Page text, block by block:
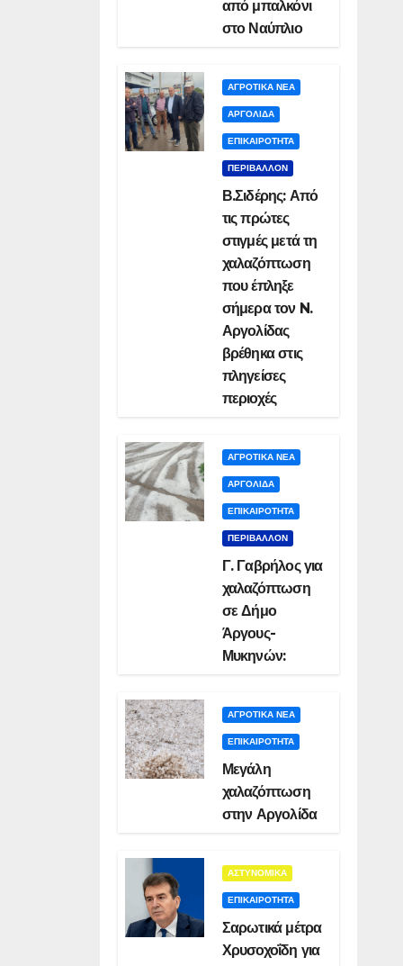
από μπαλκόνι
στο Ναύπλιο
ΑΓΡΟΤΙΚΑ ΝΕΑ
ΑΡΓΟΛΙΔΑ
ΕΠΙΚΑΙΡΟΤΗΤΑ
ΠΕΡΙΒΑΛΛΟΝ
Β.Σιδέρης: Από
τις πρώτες
στιγμές μετά τη
χαλαζόπτωση
που έπληξε
σήμερα τον N.
Αργολίδας
βρέθηκα στις
πληγείσες
περιοχές
ΑΓΡΟΤΙΚΑ ΝΕΑ
ΑΡΓΟΛΙΔΑ
ΕΠΙΚΑΙΡΟΤΗΤΑ
ΠΕΡΙΒΑΛΛΟΝ
Γ. Γαβρήλος για
χαλαζόπτωση
σε Δήμο
Άργους-
Μυκηνών:
ΑΓΡΟΤΙΚΑ ΝΕΑ
ΕΠΙΚΑΙΡΟΤΗΤΑ
Μεγάλη
χαλαζόπτωση
στην Αργολίδα
ΑΣΤΥΝΟΜΙΚΑ
ΕΠΙΚΑΙΡΟΤΗΤΑ
Σαρωτικά μέτρα
Χρυσοχοΐδη για